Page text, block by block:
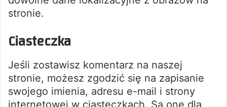
stronie.
Ciasteczka
Jeśli zostawisz komentarz na naszej
stronie, możesz zgodzić się na zapisanie
swojego imienia, adresu e-mail i strony
internetowej w ciasteczkach. Są one dla